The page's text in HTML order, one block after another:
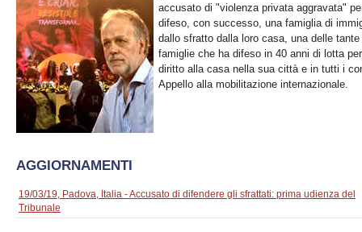
accusato di "violenza privata aggravata"
difeso, con successo, una famiglia di
dallo sfratto dalla loro casa, una delle tante
famiglie che ha difeso in 40 anni di lotta
diritto alla casa nella sua città e in tutti i
Appello alla mobilitazione internazionale.
AGGIORNAMENTI
19/03/19, Padova, Italia - Accusato di difendere gli sfrattati: prima udienza del
Tribunale